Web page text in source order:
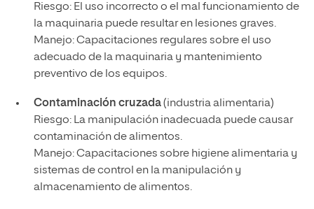
Riesgo: El uso incorrecto o el mal funcionamiento de
la maquinaria puede resultar en lesiones graves.
Manejo: Capacitaciones regulares sobre el uso
adecuado de la maquinaria y mantenimiento
preventivo de los equipos.
Contaminación cruzada(industria alimentaria)
Riesgo: La manipulación inadecuada puede causar
contaminación de alimentos.
Manejo: Capacitaciones sobre higiene alimentaria y
sistemas de control en la manipulación y
almacenamiento de alimentos.